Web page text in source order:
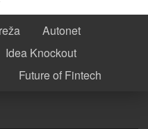
Autonet
Idea Knockout
Future of Fintech